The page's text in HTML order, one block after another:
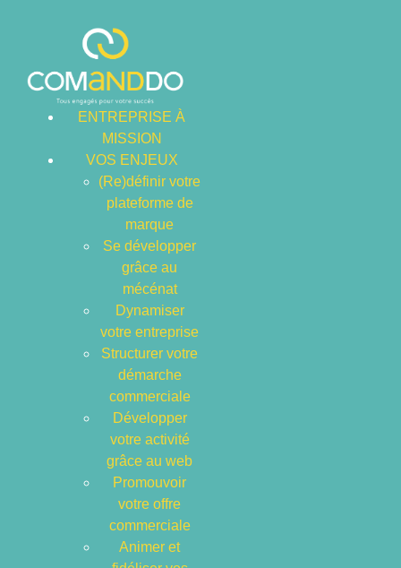
ENTREPRISE À
MISSION
VOS ENJEUX
(Re)définir votre
plateforme de
marque
Se développer
grâce au
mécénat
Dynamiser
votre entreprise
Structurer votre
démarche
commerciale
Développer
votre activité
grâce au web
Promouvoir
votre offre
commerciale
Animer et
NOS
FORMATIONS
NOTRE ÉCOSYSTÈME